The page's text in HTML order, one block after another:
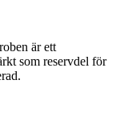
är ett
som reservdel för